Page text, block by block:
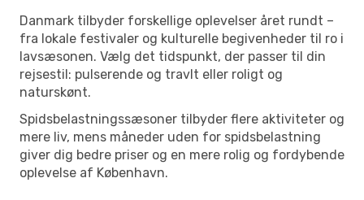
Danmark tilbyder forskellige oplevelser året rundt –
fra lokale festivaler og kulturelle begivenheder til ro i
lavsæsonen. Vælg det tidspunkt, der passer til din
rejsestil: pulserende og travlt eller roligt og
naturskønt.
Spidsbelastningssæsoner tilbyder flere aktiviteter og
mere liv, mens måneder uden for spidsbelastning
giver dig bedre priser og en mere rolig og fordybende
oplevelse af København.